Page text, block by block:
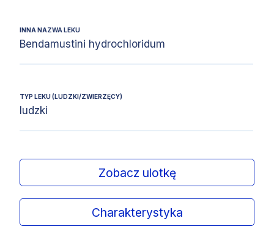
INNA NAZWA LEKU
Bendamustini hydrochloridum
TYP LEKU (LUDZKI/ZWIERZĘCY)
ludzki
Zobacz ulotkę
Charakterystyka